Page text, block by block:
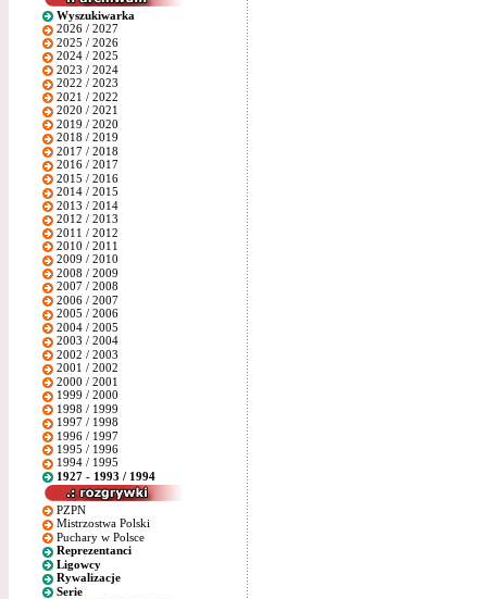
Wyszukiwarka
2026 / 2027
2025 / 2026
2024 / 2025
2023 / 2024
2022 / 2023
2021 / 2022
2020 / 2021
2019 / 2020
2018 / 2019
2017 / 2018
2016 / 2017
2015 / 2016
2014 / 2015
2013 / 2014
2012 / 2013
2011 / 2012
2010 / 2011
2009 / 2010
2008 / 2009
2007 / 2008
2006 / 2007
2005 / 2006
2004 / 2005
2003 / 2004
2002 / 2003
2001 / 2002
2000 / 2001
1999 / 2000
1998 / 1999
1997 / 1998
1996 / 1997
1995 / 1996
1994 / 1995
1927 - 1993 / 1994
PZPN
Mistrzostwa Polski
Puchary w Polsce
Reprezentanci
Ligowcy
Rywalizacje
Serie